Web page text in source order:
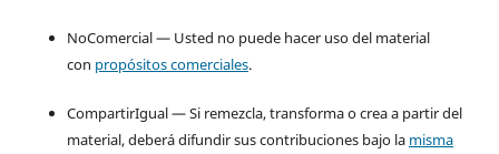
NoComercial — Usted no puede hacer uso del material
con propósitos comerciales.
CompartirIgual — Si remezcla, transforma o crea a partir del
material, deberá difundir sus contribuciones bajo la misma